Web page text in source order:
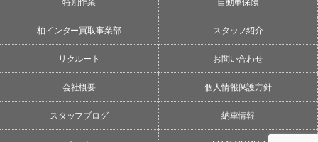
特別作業 自動車保険
柏インター買取事業部 スタッフ紹介
リクルート お問い合わせ
会社概要 個人情報保護方針
スタッフブログ 納車情報